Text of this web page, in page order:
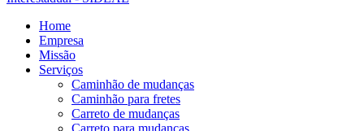
Home
Empresa
Missão
Serviços
Caminhão de mudanças
Caminhão para fretes
Carreto de mudanças
Carreto para mudanças